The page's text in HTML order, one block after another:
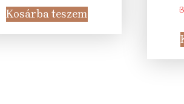
was:
63
022 Ft.
990 Ft.
Kosárba teszem